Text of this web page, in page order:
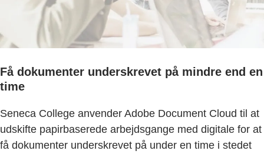
Få dokumenter underskrevet på mindre end en
time
Seneca College anvender Adobe Document Cloud til at
udskifte papirbaserede arbejdsgange med digitale for at
få dokumenter underskrevet på under en time i stedet